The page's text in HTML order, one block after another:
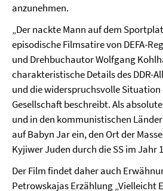
anzunehmen.
„Der nackte Mann auf dem
episodische Filmsatire von DEFA-
und Drehbuchautor Wolfgang
charakteristische Details des DDR-
und die widerspruchsvolle Situation
Gesellschaft beschreibt. Als
und in den kommunistischen
auf Babyn Jar ein, den Ort der
Kyjiwer Juden durch die SS im Jahr
Der Film findet daher auch
Petrowskajas Erzählung „Vielleicht